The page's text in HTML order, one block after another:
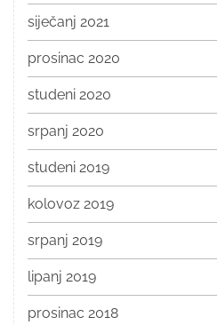
siječanj 2021
prosinac 2020
studeni 2020
srpanj 2020
studeni 2019
kolovoz 2019
srpanj 2019
lipanj 2019
prosinac 2018